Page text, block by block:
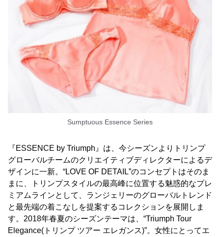
Sumptuous Essence Series
『ESSENCE by Triumph』は、今シーズンよりトリンプ
グローバルチームのクリエイティブディレクターによるデ
ザインに一新。“LOVE OF DETAIL”のコンセプトはそのま
まに、トリンプスタイルの最高峰に位置する魅惑的なプレ
ミアムラインとして、ランジェリーのグローバルトレンド
と最先端の着こなしを提案するコレクションを展開しま
す。2018年春夏のシーズンテーマは、“Triumph Tour
Elegance(トリンプ ツアー エレガンス)”。女性にとってエ